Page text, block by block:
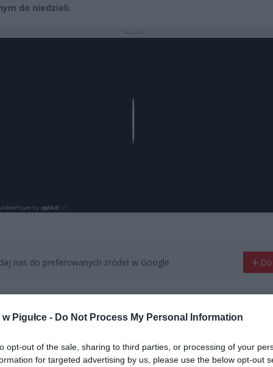
Pigułce - Do Not Process My Personal Information
opt-out of the sale, sharing to third parties, or processing of your
for targeted advertising by us, please use the below opt-out
do niedzieli.
nas do preferowanych źródeł w Google